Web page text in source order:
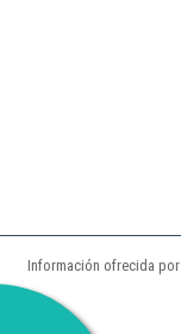
Información ofrecida por